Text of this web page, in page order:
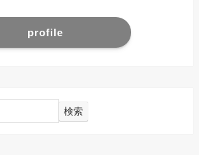
profile
検索